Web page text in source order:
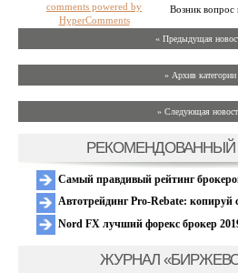
Возник вопрос
comments powered by
HyperComments
« Предыдущая
» Архив категории
» Следующая
Самый правдивый рейтинг
Автотрейдинг Pro-Rebate: копируй
Nord FX лучший форекс брокер
ЖУРНАЛ